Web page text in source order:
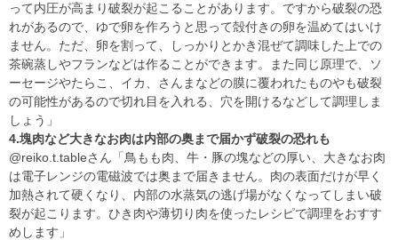
って内圧が高まり破裂が起こることがあります。ですから破裂の恐
れがあるので、ゆで卵を作ろうと思って殻付きの卵を温めてはいけ
ません。ただ、卵を割って、しっかりとかき混ぜて調味した上での
茶碗蒸しやフランなどは作ることができます。また同じ原理で、ソ
ーセージやたらこ、イカ、さんまなどの膜に覆われたものやも破裂
の可能性があるので切れ目を入れる、穴を開けるなどして調理しま
しょう」
4.塊肉など大きなお肉は内部の奥まで届かず破裂の恐れも
@reiko.t.tableさん「鳥もも肉、牛・豚の塊などの厚い、大きなお肉
は電子レンジの電磁波では奥まで届きません。肉の表面だけが早く
加熱されて硬くなり、内部の水蒸気の逃げ場がなくなってしまい破
裂が起こります。ひき肉や薄切り肉を使ったレシピで調理をおすす
めします」